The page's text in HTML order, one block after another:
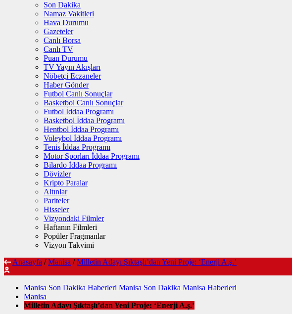
Son Dakika
Namaz Vakitleri
Hava Durumu
Gazeteler
Canlı Borsa
Canlı TV
Puan Durumu
TV Yayın Akışları
Nöbetçi Eczaneler
Haber Gönder
Futbol Canlı Sonuçlar
Basketbol Canlı Sonuçlar
Futbol İddaa Programı
Basketbol İddaa Programı
Hentbol İddaa Programı
Voleybol İddaa Programı
Tenis İddaa Programı
Motor Sporları İddaa Programı
Bilardo İddaa Programı
Dövizler
Kripto Paralar
Altınlar
Pariteler
Hisseler
Vizyondaki Filmler
Haftanın Filmleri
Popüler Fragmanlar
Vizyon Takvimi
Anasayfa / Manisa / Milletin Adayı Şıktaşlı’dan Yeni Proje: ‘Enerji A.ş.’
Manisa Son Dakika Haberleri Manisa Son Dakika Manisa Haberleri
Manisa
Milletin Adayı Şıktaşlı’dan Yeni Proje: ‘Enerji A.ş.’